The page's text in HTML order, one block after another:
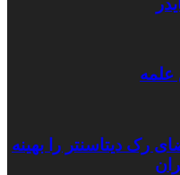
رک دیتاسنتر را بهینه